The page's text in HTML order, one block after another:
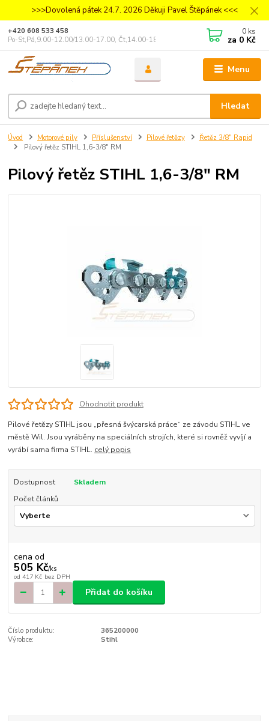
>>>Dovolená pátek 24.7. 2026 Děkuji Pavel Štěpánek <<<
Menu
Hledat
+420 608 533 458
Po-St,Pá,9.00-12.00/13.00-17.00, Čt,14.00-18.00
0 ks
za 0 Kč
Úvod Motorové pily Příslušenství Pilové řetězy
Řetěz 3/8" Rapid
Pilový řetěz STIHL 1,6-3/8" RM
Pilový řetěz STIHL 1,6-3/8" RM
Ohodnotit produkt
Pilové řetězy STIHL jsou „přesná švýcarská práce“ ze závodu STIHL ve
městě Wil. Jsou vyráběny na speciálních strojích, které si rovněž vyvíjí a
vyrábí sama firma STIHL. celý popis
Dostupnost
Skladem
Počet článků
cena od
505 Kč/ks
od 417 Kč bez DPH
Přidat do košíku
Číslo produktu:
365200000
Výrobce:
Stihl